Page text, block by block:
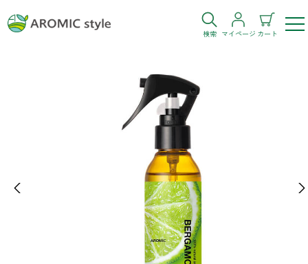
検索 マイページ カート
お部屋・シーン